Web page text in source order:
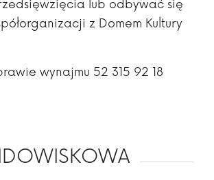
lub odbywać się
z Domem Kultury
wynajmu 52 315 92 18